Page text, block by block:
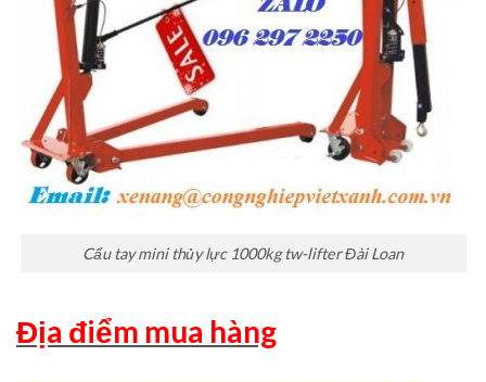
Cẩu tay mini thủy lực 1000kg tw-lifter Đài Loan
Địa điểm mua hàng